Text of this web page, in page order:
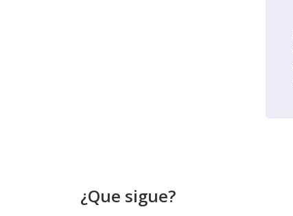
¿Que sigue?